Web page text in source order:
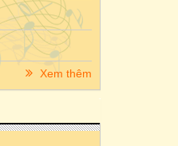
Xem thêm